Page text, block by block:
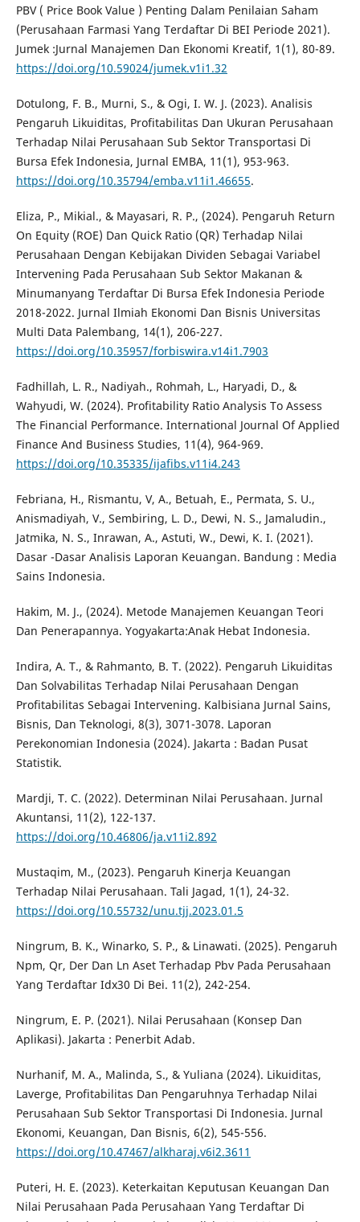
PBV ( Price Book Value ) Penting Dalam Penilaian Saham
(Perusahaan Farmasi Yang Terdaftar Di BEI Periode 2021).
Jumek :Jurnal Manajemen Dan Ekonomi Kreatif, 1(1), 80-89.
https://doi.org/10.59024/jumek.v1i1.32
Dotulong, F. B., Murni, S., & Ogi, I. W. J. (2023). Analisis
Pengaruh Likuiditas, Profitabilitas Dan Ukuran Perusahaan
Terhadap Nilai Perusahaan Sub Sektor Transportasi Di
Bursa Efek Indonesia, Jurnal EMBA, 11(1), 953-963.
https://doi.org/10.35794/emba.v11i1.46655.
Eliza, P., Mikial., & Mayasari, R. P., (2024). Pengaruh Return
On Equity (ROE) Dan Quick Ratio (QR) Terhadap Nilai
Perusahaan Dengan Kebijakan Dividen Sebagai Variabel
Intervening Pada Perusahaan Sub Sektor Makanan &
Minumanyang Terdaftar Di Bursa Efek Indonesia Periode
2018-2022. Jurnal Ilmiah Ekonomi Dan Bisnis Universitas
Multi Data Palembang, 14(1), 206-227.
https://doi.org/10.35957/forbiswira.v14i1.7903
Fadhillah, L. R., Nadiyah., Rohmah, L., Haryadi, D., &
Wahyudi, W. (2024). Profitability Ratio Analysis To Assess
The Financial Performance. International Journal Of Applied
Finance And Business Studies, 11(4), 964-969.
https://doi.org/10.35335/ijafibs.v11i4.243
Febriana, H., Rismantu, V, A., Betuah, E., Permata, S. U.,
Anismadiyah, V., Sembiring, L. D., Dewi, N. S., Jamaludin.,
Jatmika, N. S., Inrawan, A., Astuti, W., Dewi, K. I. (2021).
Dasar -Dasar Analisis Laporan Keuangan. Bandung : Media
Sains Indonesia.
Hakim, M. J., (2024). Metode Manajemen Keuangan Teori
Dan Penerapannya. Yogyakarta:Anak Hebat Indonesia.
Indira, A. T., & Rahmanto, B. T. (2022). Pengaruh Likuiditas
Dan Solvabilitas Terhadap Nilai Perusahaan Dengan
Profitabilitas Sebagai Intervening. Kalbisiana Jurnal Sains,
Bisnis, Dan Teknologi, 8(3), 3071-3078. Laporan
Perekonomian Indonesia (2024). Jakarta : Badan Pusat
Statistik.
Mardji, T. C. (2022). Determinan Nilai Perusahaan. Jurnal
Akuntansi, 11(2), 122-137.
https://doi.org/10.46806/ja.v11i2.892
Mustaqim, M., (2023). Pengaruh Kinerja Keuangan
Terhadap Nilai Perusahaan. Tali Jagad, 1(1), 24-32.
https://doi.org/10.55732/unu.tjj.2023.01.5
Ningrum, B. K., Winarko, S. P., & Linawati. (2025). Pengaruh
Npm, Qr, Der Dan Ln Aset Terhadap Pbv Pada Perusahaan
Yang Terdaftar Idx30 Di Bei. 11(2), 242-254.
Ningrum, E. P. (2021). Nilai Perusahaan (Konsep Dan
Aplikasi). Jakarta : Penerbit Adab.
Nurhanif, M. A., Malinda, S., & Yuliana (2024). Likuiditas,
Laverge, Profitabilitas Dan Pengaruhnya Terhadap Nilai
Perusahaan Sub Sektor Transportasi Di Indonesia. Jurnal
Ekonomi, Keuangan, Dan Bisnis, 6(2), 545-556.
https://doi.org/10.47467/alkharaj.v6i2.3611
Puteri, H. E. (2023). Keterkaitan Keputusan Keuangan Dan
Nilai Perusahaan Pada Perusahaan Yang Terdaftar Di